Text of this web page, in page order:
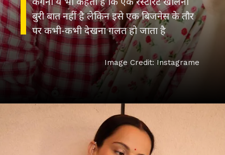
बुरी बात नहीं है लेकिन इसे एक बिजनेस के तौर
पर कभी-कभी देखना गलत हो जाता है
Image Credit: Instagrame